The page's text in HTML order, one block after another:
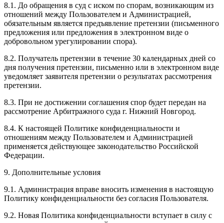
8.1. До обращения в суд с иском по спорам, возникающим из
отношений между Пользователем и Администрацией,
обязательным является предъявление претензии (письменного
предложения или предложения в электронном виде о
добровольном урегулировании спора).
8.2. Получатель претензии в течение 30 календарных дней со
дня получения претензии, письменно или в электронном виде
уведомляет заявителя претензии о результатах рассмотрения
претензии.
8.3. При не достижении соглашения спор будет передан на
рассмотрение Арбитражного суда г. Нижний Новгород.
8.4. К настоящей Политике конфиденциальности и
отношениям между Пользователем и Администрацией
применяется действующее законодательство Российской
Федерации.
9. Дополнительные условия
9.1. Администрация вправе вносить изменения в настоящую
Политику конфиденциальности без согласия Пользователя.
9.2. Новая Политика конфиденциальности вступает в силу с